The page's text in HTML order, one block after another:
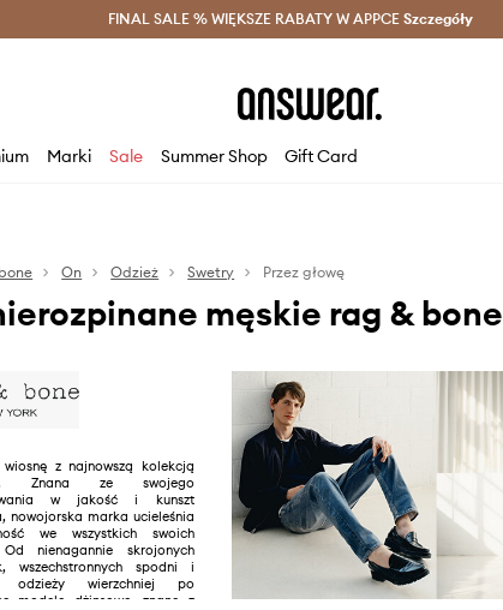
Oszczędzaj z Answear Club > Dostawa nawet w 24h >
FINAL SALE % WIĘKSZE RABATY W APPCE Szczegóły
Marki Sale Summer Shop Gift Card
On Odzież Swetry Przez głowę
męskie rag & bone
z najnowszą kolekcją
Znana ze swojego
w jakość i kunszt
nowojorska marka ucieleśnia
we wszystkich swoich
nienagannie skrojonych
wszechstronnych spodni i
odzieży wierzchniej po
modele dżinsowe, znane z